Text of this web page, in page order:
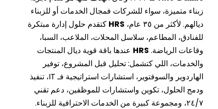
زبناء متميزة، سواء للشركات فمجال الخدمات أو للزبناء
ديالهم. لأكثر من ٣٥ عام،
HRS كتقدم حلول إدارة مبتكرة
للفنادق، المطاعم، سلاسل المحلات، الملاعب، السبا،
وقاعات الرياضة. HRS عندها باقة قوية ديال المنتجات
والخدمات، اللي كتشمل: تحليل قبل المشروع، توفير
الهاردوير والسوفتوير، استشارات استراتيجية فـ IT، تنفيذ
ودمج الحلول، تكوين واستشارات للموظفين، دعم تقني
٢٤/٧، ومجموعة كبيرة من الخدمات الاحترافية للزبناء.